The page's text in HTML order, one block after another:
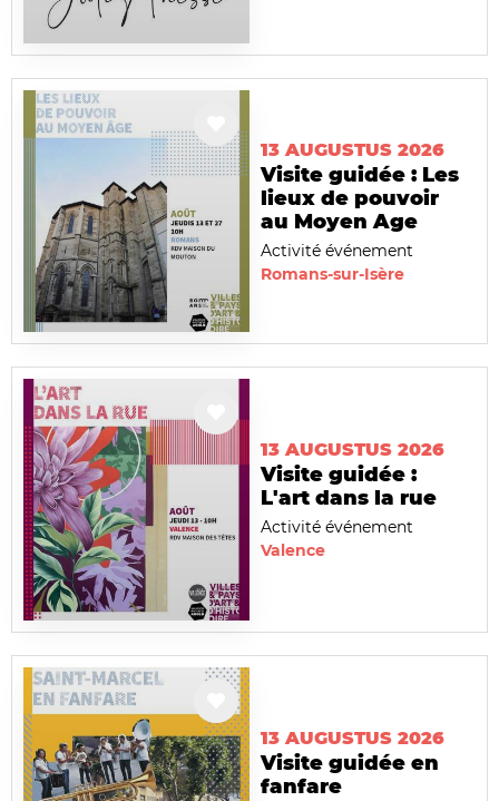
13 AUGUSTUS 2026
Visite guidée : Les
lieux de pouvoir
au Moyen Age
Activité événement
Romans-sur-Isère
13 AUGUSTUS 2026
Visite guidée :
L'art dans la rue
Activité événement
Valence
13 AUGUSTUS 2026
Visite guidée en
fanfare